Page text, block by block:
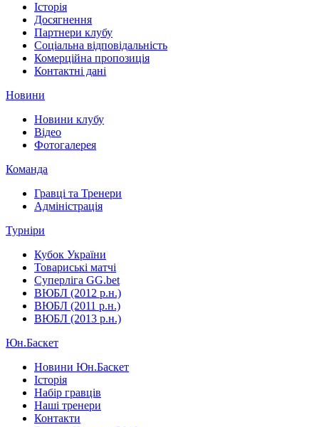
Історія
Досягнення
Партнери клубу
Соціальна відповідальність
Комерційна пропозиція
Контактні дані
Новини
Новини клубу
Відео
Фотогалерея
Команда
Гравці та Тренери
Адміністрація
Турніри
Кубок України
Товариські матчі
Суперліга GG.bet
ВЮБЛ (2012 р.н.)
ВЮБЛ (2011 р.н.)
ВЮБЛ (2013 р.н.)
Юн.Баскет
Новини Юн.Баскет
Історія
Набір гравців
Наші тренери
Контакти